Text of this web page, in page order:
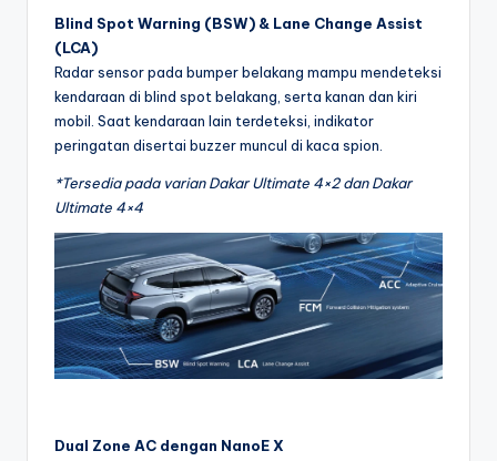
Blind Spot Warning (BSW) & Lane Change Assist
(LCA)
Radar sensor pada bumper belakang mampu mendeteksi
kendaraan di blind spot belakang, serta kanan dan kiri
mobil. Saat kendaraan lain terdeteksi, indikator
peringatan disertai buzzer muncul di kaca spion.
*Tersedia pada varian Dakar Ultimate 4×2 dan Dakar
Ultimate 4×4
Dual Zone AC dengan NanoE X